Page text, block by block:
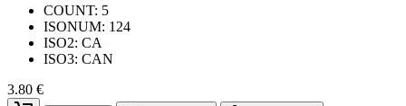
COUNT: 5
ISONUM: 124
ISO2: CA
ISO3: CAN
3.80 €